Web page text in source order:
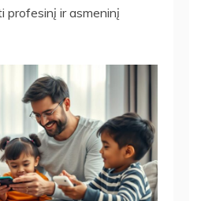
profesinį ir asmeninį